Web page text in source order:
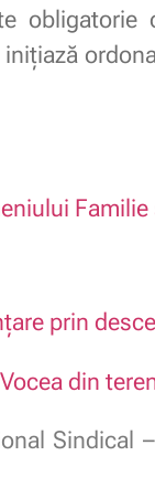
Familie
prin
din
Sindical